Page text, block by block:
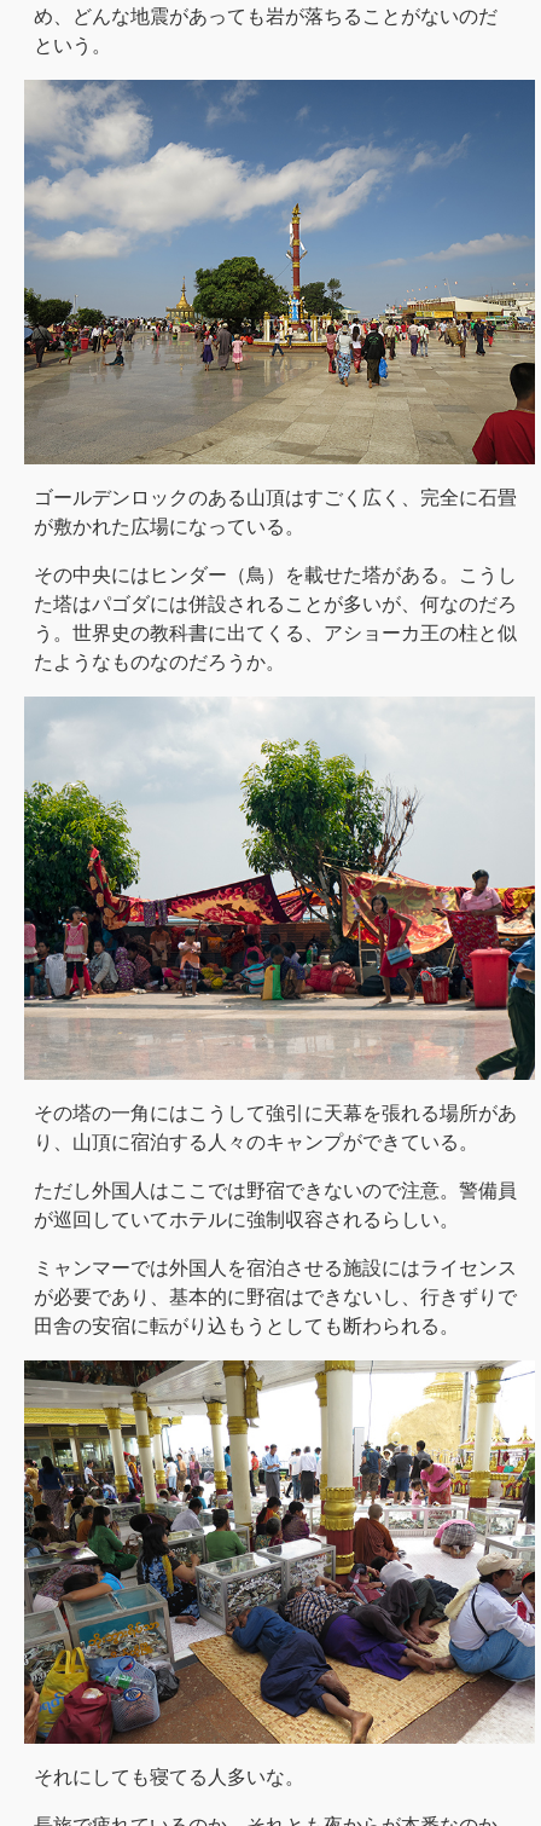
め、どんな地震があっても岩が落ちることがないのだ
という。
ゴールデンロックのある山頂はすごく広く、完全に石畳
が敷かれた広場になっている。
その中央にはヒンダー（鳥）を載せた塔がある。こうし
た塔はパゴダには併設されることが多いが、何なのだろ
う。世界史の教科書に出てくる、アショーカ王の柱と似
たようなものなのだろうか。
その塔の一角にはこうして強引に天幕を張れる場所があ
り、山頂に宿泊する人々のキャンプができている。
ただし外国人はここでは野宿できないので注意。警備員
が巡回していてホテルに強制収容されるらしい。
ミャンマーでは外国人を宿泊させる施設にはライセンス
が必要であり、基本的に野宿はできないし、行きずりで
田舎の安宿に転がり込もうとしても断わられる。
それにしても寝てる人多いな。